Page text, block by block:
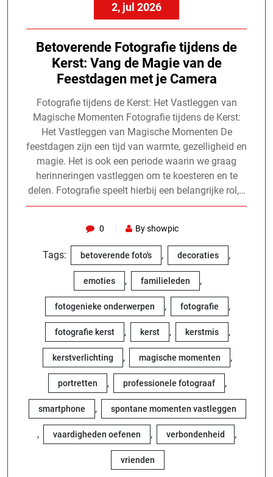
2, jul 2026
Betoverende Fotografie tijdens de
Kerst: Vang de Magie van de
Feestdagen met je Camera
Fotografie tijdens de Kerst: Het Vastleggen van
Magische Momenten Fotografie tijdens de Kerst:
Het Vastleggen van Magische Momenten De
feestdagen zijn een tijd van warmte, gezelligheid en
magie. Het is ook een periode waarin we graag
herinneringen vastleggen om te koesteren en te
delen. Fotografie speelt hierbij een belangrijke rol,…
0 By showpic
Tags: betoverende foto's , decoraties ,
emoties , familieleden ,
fotogenieke onderwerpen , fotografie ,
fotografie kerst , kerst , kerstmis ,
kerstverlichting , magische momenten ,
portretten , professionele fotograaf ,
smartphone , spontane momenten vastleggen
, vaardigheden oefenen , verbondenheid ,
vrienden